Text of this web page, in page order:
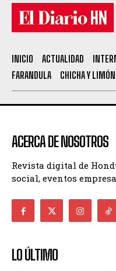
INICIO ACTUALIDAD
FARANDULA
CHICHA Y LIMÓN
ACERCA DE NOSOTROS
Revista digital de
social, eventos
LO ÚLTIMO